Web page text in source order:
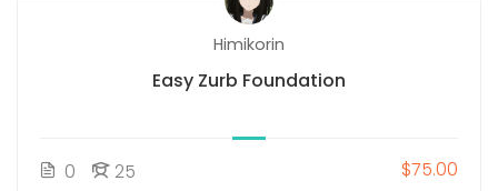
Himikorin
Easy Zurb Foundation
0 25 $75.00